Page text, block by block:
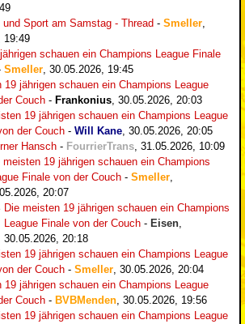
und Sport am Samstag - Thread - Smeller
19:49
schauen ein Champions League Finale
Smeller 30.05.2026, 19:45
19 jährigen schauen ein Champions League
Couch - Frankonius 30.05.2026, 20:03
19 jährigen schauen ein Champions League
der Couch - Will Kane 30.05.2026, 20:05
Hansch - FourrierTrans 31.05.2026, 10:09
meisten 19 jährigen schauen ein Champions
Finale von der Couch - Smeller
20:07
Die meisten 19 jährigen schauen ein Champions
League Finale von der Couch - Eisen
30.05.2026, 20:18
19 jährigen schauen ein Champions League
der Couch - Smeller 30.05.2026, 20:04
19 jährigen schauen ein Champions League
Couch - BVBMenden 30.05.2026, 19:56
19 jährigen schauen ein Champions League